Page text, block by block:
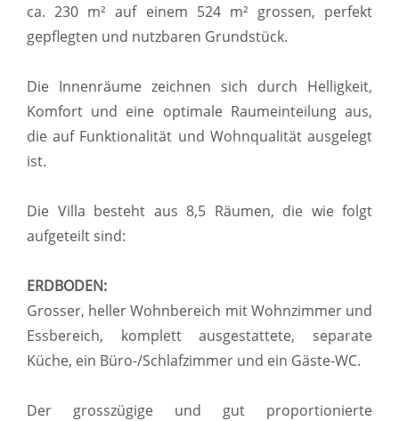
ca. 230 m² auf einem 524 m² grossen, perfekt
gepflegten und nutzbaren Grundstück.
Die Innenräume zeichnen sich durch Helligkeit,
Komfort und eine optimale Raumeinteilung aus,
die auf Funktionalität und Wohnqualität ausgelegt
ist.
Die Villa besteht aus 8,5 Räumen, die wie folgt
aufgeteilt sind:
ERDBODEN:
Grosser, heller Wohnbereich mit Wohnzimmer und
Essbereich, komplett ausgestattete, separate
Küche, ein Büro-/Schlafzimmer und ein Gäste-WC.
Der grosszügige und gut proportionierte